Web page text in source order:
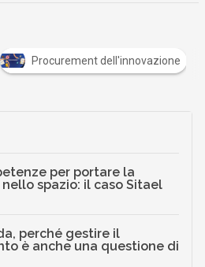
Procurement dell'innovazione
per portare la
spazio: il caso Sitael
perché gestire il
è anche una questione di